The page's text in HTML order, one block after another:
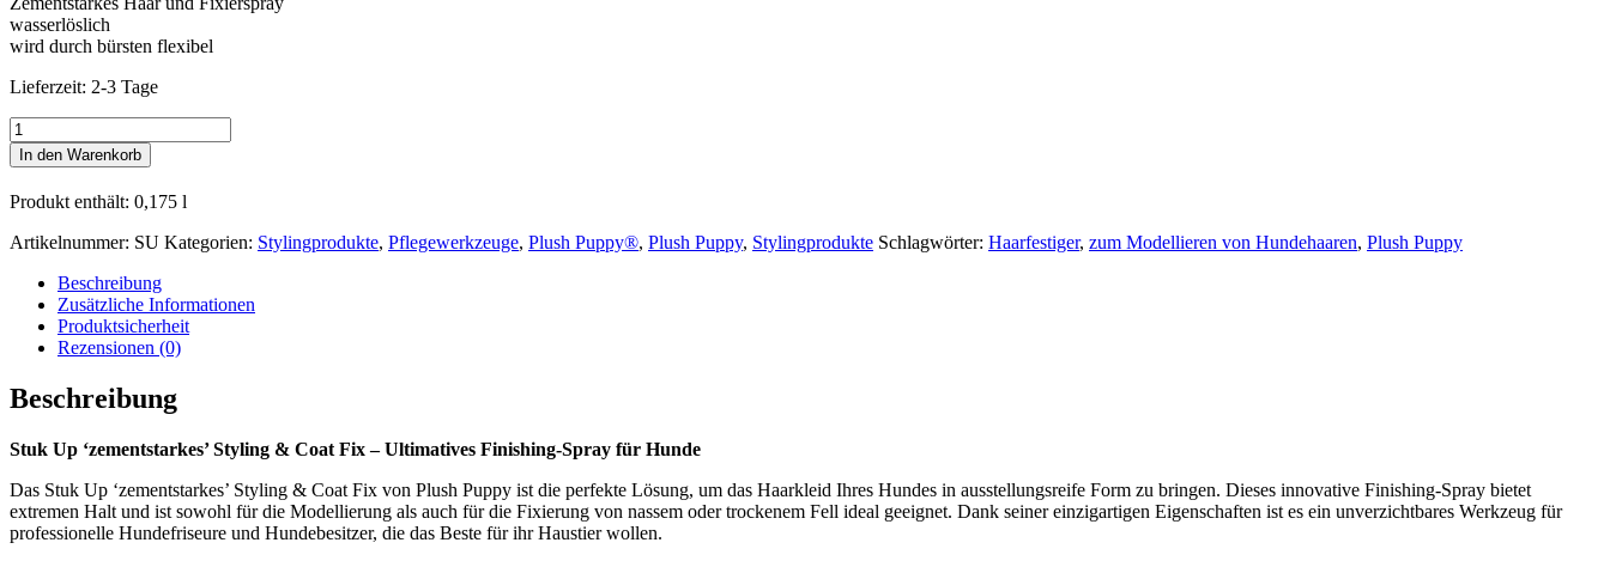
wasserlöslich
wird durch bürsten flexibel
Lieferzeit: 2-3 Tage
Plush
Puppy®
Stuk
Up
(Fixier,-
Haar
Spray)
Menge
In den Warenkorb
Produkt enthält: 0,175 l
Artikelnummer: SU Kategorien: Stylingprodukte, Pflegewerkzeuge, Plush Puppy®, Plush Puppy, Stylingprodukte Schlagwörter: Haarfestiger, zum Modellieren von Hundehaaren, Plush Puppy
Beschreibung
Zusätzliche Informationen
Produktsicherheit
Rezensionen (0)
Beschreibung
Stuk Up ‘zementstarkes’ Styling & Coat Fix – Ultimatives Finishing-Spray für Hunde
Das Stuk Up ‘zementstarkes’ Styling & Coat Fix von Plush Puppy ist die perfekte Lösung, um das Haarkleid Ihres Hundes in ausstellungsreife Form zu bringen. Dieses innovative Finishing-Spray bietet
extremen Halt und ist sowohl für die Modellierung als auch für die Fixierung von nassem oder trockenem Fell ideal geeignet. Dank seiner einzigartigen Eigenschaften ist es ein unverzichtbares Werkzeug für
professionelle Hundefriseure und Hundebesitzer, die das Beste für ihr Haustier wollen.